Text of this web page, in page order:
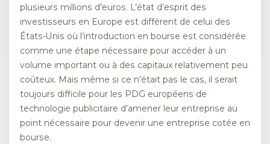
plusieurs millions d’euros. L’état d’esprit des
investisseurs en Europe est différent de celui des
États-Unis où l’introduction en bourse est considérée
comme une étape nécessaire pour accéder à un
volume important ou à des capitaux relativement peu
coûteux. Mais même si ce n’était pas le cas, il serait
toujours difficile pour les PDG européens de
technologie publicitaire d’amener leur entreprise au
point nécessaire pour devenir une entreprise cotée en
bourse.